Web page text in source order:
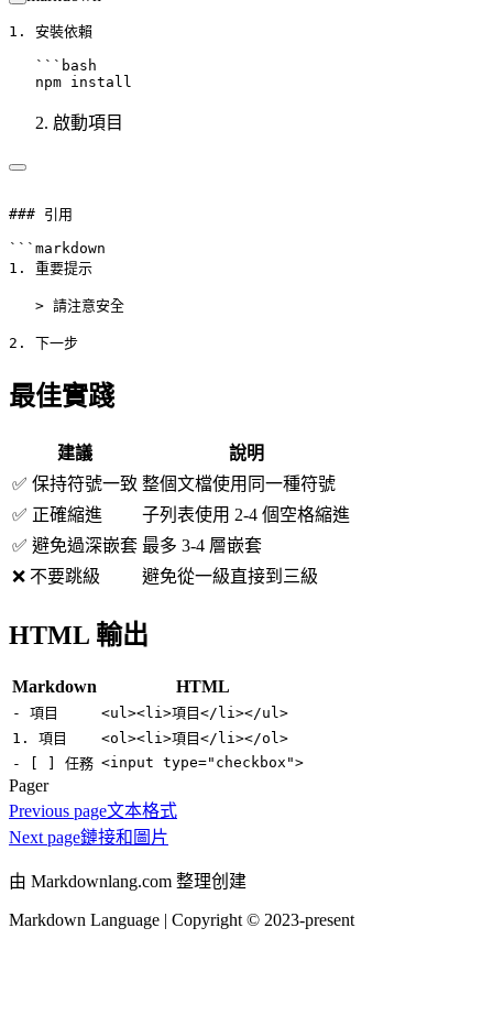
1. 安裝依賴
   ```bash
   npm install
啟動項目
### 引用
```markdown
1. 重要提示
   > 請注意安全
2. 下一步
最佳實踐
建議
說明
✅ 保持符號一致 整個文檔使用同一種符號
✅ 正確縮進
子列表使用 2-4 個空格縮進
✅ 避免過深嵌套 最多 3-4 層嵌套
❌ 不要跳級
避免從一級直接到三級
HTML 輸出
Markdown HTML
- 項目
<ul><li>項目</li></ul>
1. 項目
<ol><li>項目</li></ol>
- [ ] 任務 <input type="checkbox">
Pager
Previous page文本格式
Next page鏈接和圖片
由 Markdownlang.com 整理创建
Markdown Language | Copyright © 2023-present